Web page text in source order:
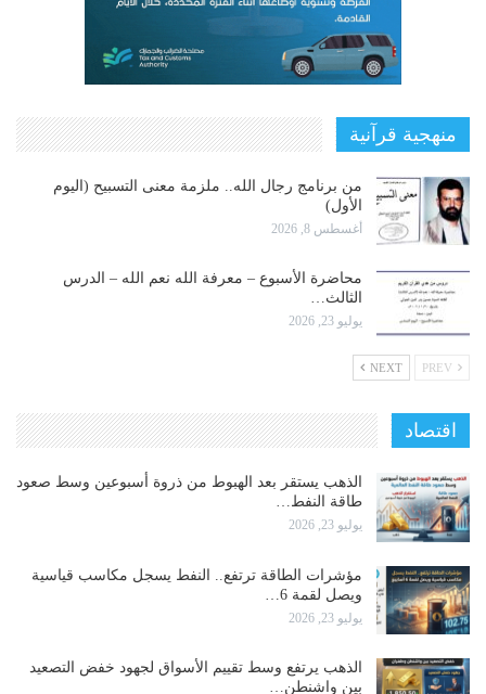
منهجية قرآنية
من برنامج رجال الله.. ملزمة معنى التسبيح (اليوم
الأول)
أغسطس 8, 2026
محاضرة الأسبوع – معرفة الله نعم الله – الدرس
الثالث…
يوليو 23, 2026
NEXT
اقتصاد
الذهب يستقر بعد الهبوط من ذروة أسبوعين وسط صعود
طاقة النفط…
يوليو 23, 2026
مؤشرات الطاقة ترتفع.. النفط يسجل مكاسب قياسية
ويصل لقمة 6…
يوليو 23, 2026
الذهب يرتفع وسط تقييم الأسواق لجهود خفض التصعيد
بين واشنطن…